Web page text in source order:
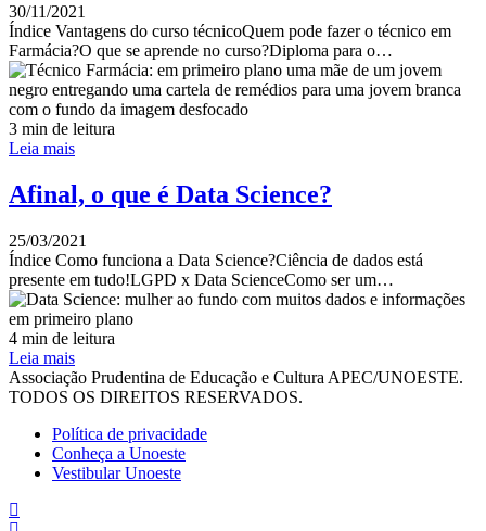
30/11/2021
Índice Vantagens do curso técnicoQuem pode fazer o técnico em
Farmácia?O que se aprende no curso?Diploma para o…
3 min de leitura
Leia mais
Afinal, o que é Data Science?
25/03/2021
Índice Como funciona a Data Science?Ciência de dados está
presente em tudo!LGPD x Data ScienceComo ser um…
4 min de leitura
Leia mais
Associação Prudentina de Educação e Cultura APEC/UNOESTE.
TODOS OS DIREITOS RESERVADOS.
Política de privacidade
Conheça a Unoeste
Vestibular Unoeste